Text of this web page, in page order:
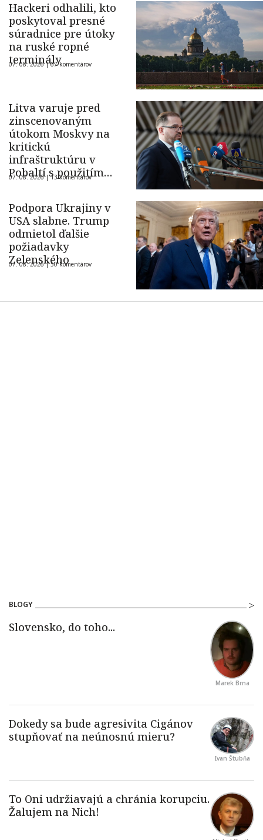
Hackeri odhalili, kto
poskytoval presné
súradnice pre útoky
na ruské ropné
terminály
07. 08. 2026 |67 komentárov
Litva varuje pred
zinscenovaným
útokom Moskvy na
kritickú
infraštruktúru v
Pobaltí s použitím
ukrajinského dronu
07. 08. 2026 |13 komentárov
Podpora Ukrajiny v
USA slabne. Trump
odmietol ďalšie
požiadavky
Zelenského
07. 08. 2026 |50 komentárov
BLOGY
Marek Brna
Ivan Štubňa